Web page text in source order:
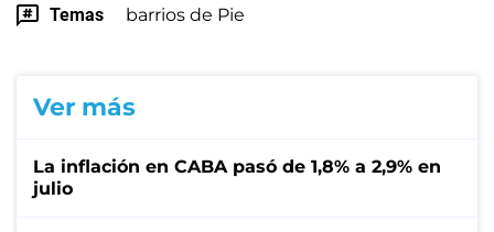
Temas barrios de Pie
Ver más
La inflación en CABA pasó de 1,8% a 2,9% en
julio